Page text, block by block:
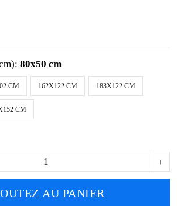
80x50 cm
CM 162X122 CM 183X122 CM
CM
AU PANIER